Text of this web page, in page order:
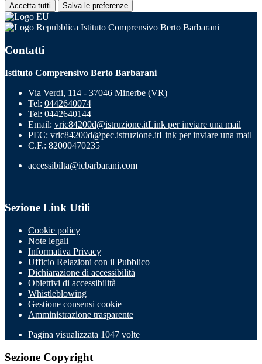
Accetta tutti Salva le preferenze
Istituto Comprensivo Berto Barbarani
Contatti
Istituto Comprensivo Berto Barbarani
Via Verdi, 114 - 37046 Minerbe (VR)
Tel: 0442640074
Tel: 0442640144
Email: vric84200d@istruzione.itLink per inviare una mail
PEC: vric84200d@pec.istruzione.itLink per inviare una mail
C.F.: 82000470235
accessibilta@icbarbarani.com
Sezione Link Utili
Cookie policy
Note legali
Informativa Privacy
Ufficio Relazioni con il Pubblico
Dichiarazione di accessibilità
Obiettivi di accessibilità
Whistleblowing
Gestione consensi cookie
Amministrazione trasparente
Pagina visualizzata 1047 volte
Sezione Copyright